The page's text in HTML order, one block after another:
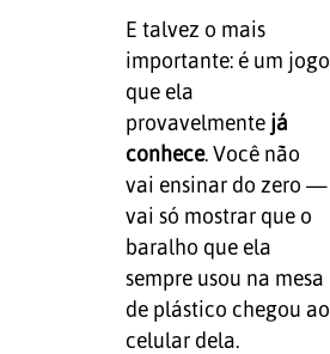
E talvez o mais
importante: é um jogo
que ela
provavelmente já
conhece. Você não
vai ensinar do zero —
vai só mostrar que o
baralho que ela
sempre usou na mesa
de plástico chegou ao
celular dela.